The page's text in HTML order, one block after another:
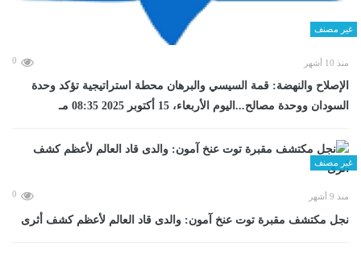
غير مصنف
منذ 10 أشهر 0
الإصلاح والنهضة: قمة السيسي والبرهان محطة استراتيجية تؤكد وحدة
السودان ووحدة مصالح...اليوم الأربعاء، 15 أكتوبر 2025 08:35 مـ
غير مصنف
منذ 9 أشهر 0
نجل مكتشف مقبرة توت عنخ آمون: والدى قاد العالم لأعظم كشف أثرى